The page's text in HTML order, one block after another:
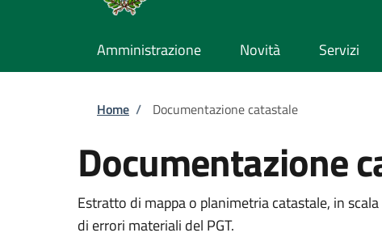
Amministrazione Novità Servizi
Briciole di pane
Home / Documentazione catastale
Documentazione
Estratto di mappa o planimetria catastale, in
di errori materiali del PGT.